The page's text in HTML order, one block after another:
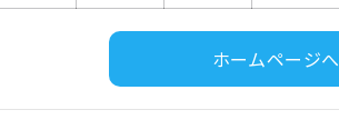
ホームページへ